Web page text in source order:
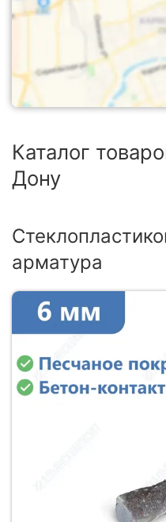
Каталог
Дону
арматура